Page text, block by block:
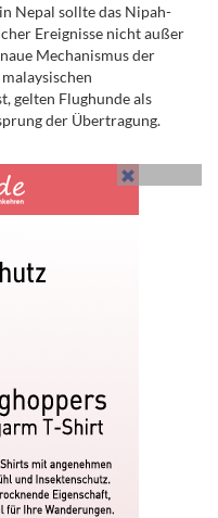
Nepal sollte das Nipah-
Ereignisse nicht außer
Mechanismus der
gelten Flughunde als
der Übertragung.